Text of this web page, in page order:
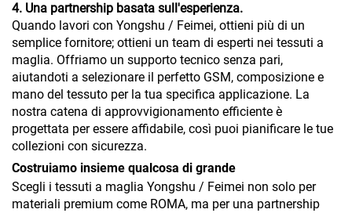
4. Una partnership basata sull'esperienza.
Quando lavori con Yongshu / Feimei, ottieni più di un
semplice fornitore; ottieni un team di esperti nei tessuti a
maglia. Offriamo un supporto tecnico senza pari,
aiutandoti a selezionare il perfetto GSM, composizione e
mano del tessuto per la tua specifica applicazione. La
nostra catena di approvvigionamento efficiente è
progettata per essere affidabile, così puoi pianificare le tue
collezioni con sicurezza.
Costruiamo insieme qualcosa di grande
Scegli i tessuti a maglia Yongshu / Feimei non solo per
materiali premium come ROMA, ma per una partnership